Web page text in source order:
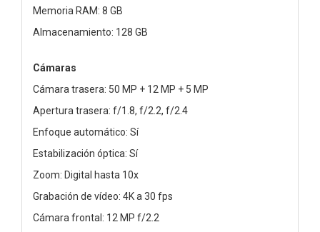
Memoria RAM: 8 GB
Almacenamiento: 128 GB
Cámaras
Cámara trasera: 50 MP + 12 MP + 5 MP
Apertura trasera: f/1.8, f/2.2, f/2.4
Enfoque automático: Sí
Estabilización óptica: Sí
Zoom: Digital hasta 10x
Grabación de vídeo: 4K a 30 fps
Cámara frontal: 12 MP f/2.2